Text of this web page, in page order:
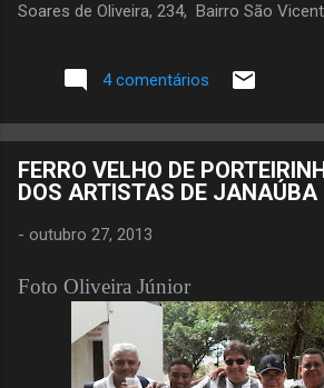
Soares de Oliveira, 234, Bairro São
4 comentários
FERRO VELHO DE
DOS ARTISTAS DE JANAÚBA
- outubro 27, 2013
Foto Oliveira Júnior